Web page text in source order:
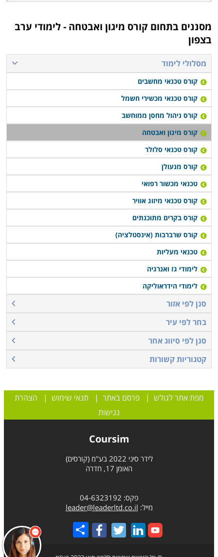
מסננים בתחום קורס מיגון ואבטחה - לימודי ערב
בצפון
מסלולי לימוד
קורס טכנאי מחשבים
קורס טכנאי מכשירי חשמל
קורס ניהול מחסן ממוחשב
קורס מיגון ואבטחה
קורס טכנאי סלולר
קורס מנעולן
טכנאי מכשור רפואי
קורס טכנאי מיזוג אוויר
קורס בקרים מתוכנתים
קורס שרברבות (אינסטלציה)
טכנאי מעליות
לימודי גז ואנרגיה
לימודי הידראוליקה
סנן לפי אזור
בחר לפי עיר
סנן לפי סיווג אחר
קטגוריות קשורות
מפת אתר לגולש |פרסם באתר | תנאי שימוש | הצהרת
נגישות
Coursim
לידר סיני 2022 בע"מ (קורסים)
האומן 17, חדרה
פקס: 04-6323192
מייל: leader@leaderltd.co.il
Share